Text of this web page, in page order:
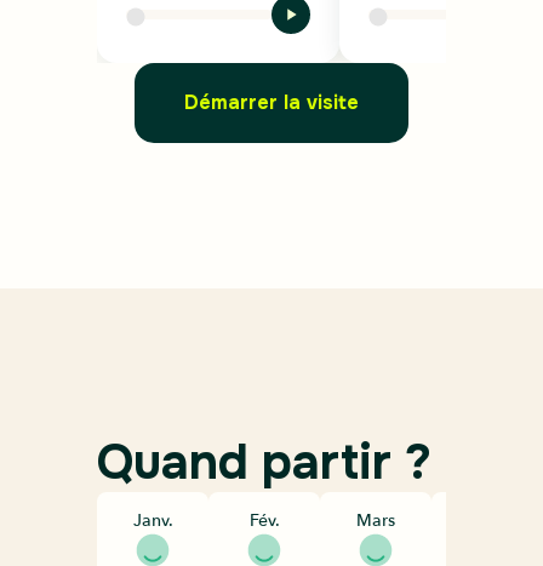
Démarrer la visite
Quand partir ?
Janv. Fév. Mars